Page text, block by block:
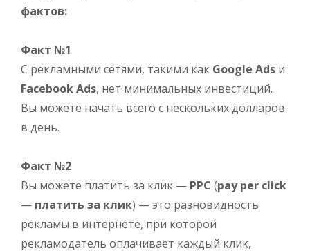
фактов:
Факт №1
С рекламными сетями, такими как Google Ads и
Facebook Ads, нет минимальных инвестиций.
Вы можете начать всего с нескольких долларов
в день.
Факт №2
Вы можете платить за клик — PPC (pay per click
— платить за клик) — это разновидность
рекламы в интернете, при которой
рекламодатель оплачивает каждый клик,